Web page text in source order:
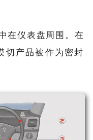
在仪表盘周围。在
切产品被作为密封